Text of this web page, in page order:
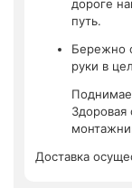
дороге
путь.
Бережно
руки в
Доставка